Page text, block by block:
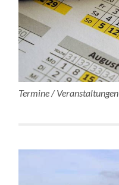
Termine / Veranstaltungen